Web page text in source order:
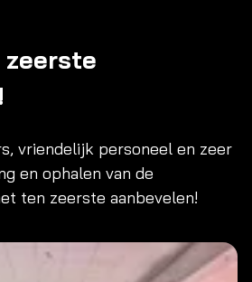
vriendelijk personeel en zeer
en ophalen van de
ten zeerste aanbevelen!